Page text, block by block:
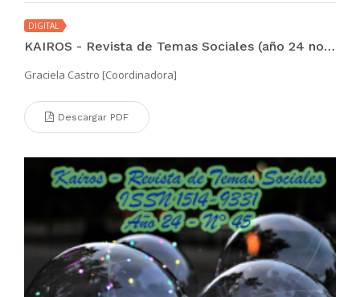
DIGITAL
KAIROS - Revista de Temas Sociales (año 24 no. 46 dic 2020)
Graciela Castro [Coordinadora]
Descargar PDF